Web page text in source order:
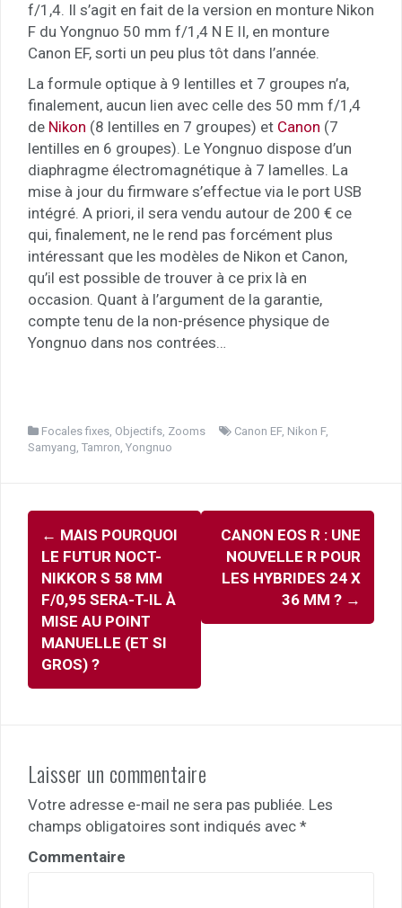
f/1,4. Il s’agit en fait de la version en monture Nikon
F du Yongnuo 50 mm f/1,4 N E II, en monture
Canon EF, sorti un peu plus tôt dans l’année.
La formule optique à 9 lentilles et 7 groupes n’a,
finalement, aucun lien avec celle des 50 mm f/1,4
de Nikon (8 lentilles en 7 groupes) et Canon (7
lentilles en 6 groupes). Le Yongnuo dispose d’un
diaphragme électromagnétique à 7 lamelles. La
mise à jour du firmware s’effectue via le port USB
intégré. A priori, il sera vendu autour de 200 € ce
qui, finalement, ne le rend pas forcément plus
intéressant que les modèles de Nikon et Canon,
qu’il est possible de trouver à ce prix là en
occasion. Quant à l’argument de la garantie,
compte tenu de la non-présence physique de
Yongnuo dans nos contrées…
Focales fixes, Objectifs, Zooms Canon EF, Nikon F,
Samyang, Tamron, Yongnuo
Navigation
d'article
← MAIS POURQUOI
LE FUTUR NOCT-
NIKKOR S 58 MM
F/0,95 SERA-T-IL À
MISE AU POINT
MANUELLE (ET SI
GROS) ?
CANON EOS R : UNE
NOUVELLE R POUR
LES HYBRIDES 24 X
36 MM ? →
Laisser un commentaire
Votre adresse e-mail ne sera pas publiée. Les
champs obligatoires sont indiqués avec *
Commentaire